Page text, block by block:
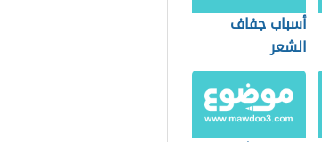
أسباب جفاف
الشعر